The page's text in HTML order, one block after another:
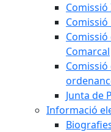
Comissió
Comarcal
Junta de
Informació